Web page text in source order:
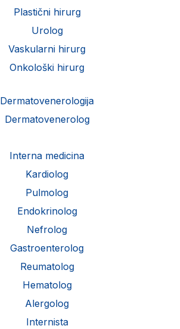
Plastični hirurg
Urolog
Vaskularni hirurg
Onkološki hirurg
Dermatovenerologija
Dermatovenerolog
Interna medicina
Kardiolog
Pulmolog
Endokrinolog
Nefrolog
Gastroenterolog
Reumatolog
Hematolog
Alergolog
Internista